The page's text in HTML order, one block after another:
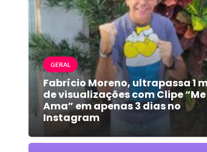
GERAL
Fabrício Moreno, ultrapassa 1
de visualizações com Clipe “Me
Ama” em apenas 3 dias no
Instagram